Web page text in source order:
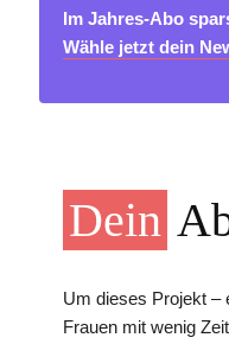
Im Jahres-Abo
Wähle jetzt dein
Dein
Um dieses Projekt –
Frauen mit wenig